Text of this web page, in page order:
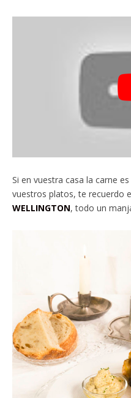
Si en vuestra casa la carne
vuestros platos, te recuerdo
WELLINGTON, todo un